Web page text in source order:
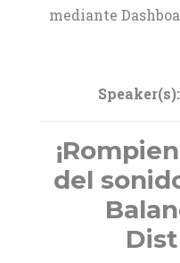
mediante
Speaker(s):
del